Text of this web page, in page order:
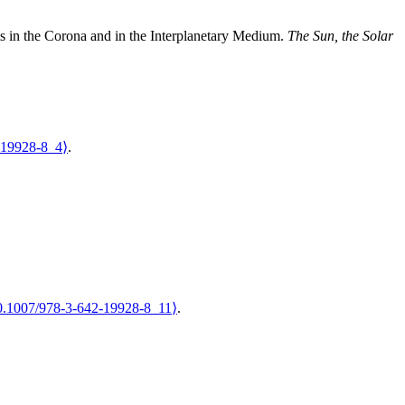
in the Corona and in the Interplanetary Medium. The Sun, the Solar
8_4⟩.
978-3-642-19928-8_11⟩.